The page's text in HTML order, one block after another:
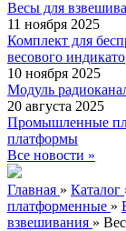
Весы для
11 ноября 2025
Комплект для
весового
10 ноября 2025
Модуль
20 августа 2025
Промышленные
платформы
Все новости »
Главная » Каталог
платформенные »
взвешивания »